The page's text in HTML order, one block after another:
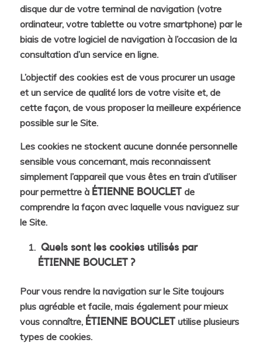
disque dur de votre terminal de navigation (votre
ordinateur, votre tablette ou votre smartphone) par le
biais de votre logiciel de navigation à l’occasion de la
consultation d’un service en ligne.
L’objectif des cookies est de vous procurer un usage
et un service de qualité lors de votre visite et, de
cette façon, de vous proposer la meilleure expérience
possible sur le Site.
Les cookies ne stockent aucune donnée personnelle
sensible vous concernant, mais reconnaissent
simplement l’appareil que vous êtes en train d’utiliser
pour permettre à ÉTIENNE BOUCLET de
comprendre la façon avec laquelle vous naviguez sur
le Site.
Quels sont les cookies utilisés par
ÉTIENNE BOUCLET ?
Pour vous rendre la navigation sur le Site toujours
plus agréable et facile, mais également pour mieux
vous connaître, ÉTIENNE BOUCLET utilise plusieurs
types de cookies.